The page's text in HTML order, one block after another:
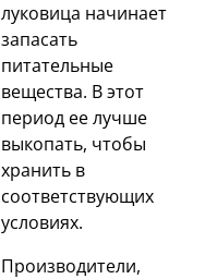
луковица начинает
запасать
питательные
вещества. В этот
период ее лучше
выкопать, чтобы
хранить в
соответствующих
условиях.
Производители,